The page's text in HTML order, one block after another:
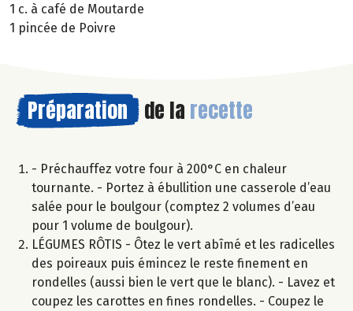
1 c. à café de Moutarde
1 pincée de Poivre
Préparation de la recette
- Préchauffez votre four à 200°C en chaleur
tournante. - Portez à ébullition une casserole d’eau
salée pour le boulgour (comptez 2 volumes d’eau
pour 1 volume de boulgour).
LÉGUMES RÔTIS - Ôtez le vert abîmé et les radicelles
des poireaux puis émincez le reste finement en
rondelles (aussi bien le vert que le blanc). - Lavez et
coupez les carottes en fines rondelles. - Coupez le